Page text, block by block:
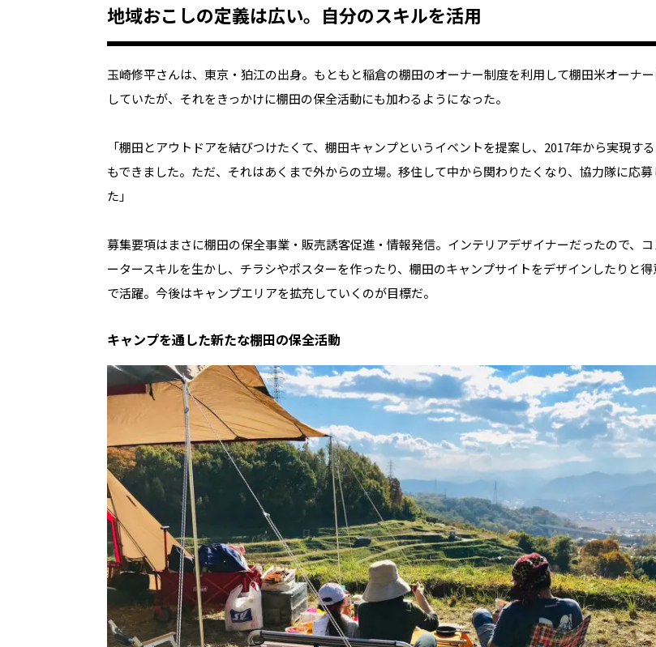
地域おこしの定義は広い。自分のスキルを活用
玉崎修平さんは、東京・狛江の出身。もともと稲倉の棚田のオーナー制度を利用して棚田米オーナ
していたが、それをきっかけに棚田の保全活動にも加わるようになった。
「棚田とアウトドアを結びつけたくて、棚田キャンプというイベントを提案し、2017年から実現す
もできました。ただ、それはあくまで外からの立場。移住して中から関わりたくなり、協力隊に応募
た」
募集要項はまさに棚田の保全事業・販売誘客促進・情報発信。インテリアデザイナーだったので、コ
ータースキルを生かし、チラシやポスターを作ったり、棚田のキャンプサイトをデザインしたりと
で活躍。今後はキャンプエリアを拡充していくのが目標だ。
キャンプを通した新たな棚田の保全活動